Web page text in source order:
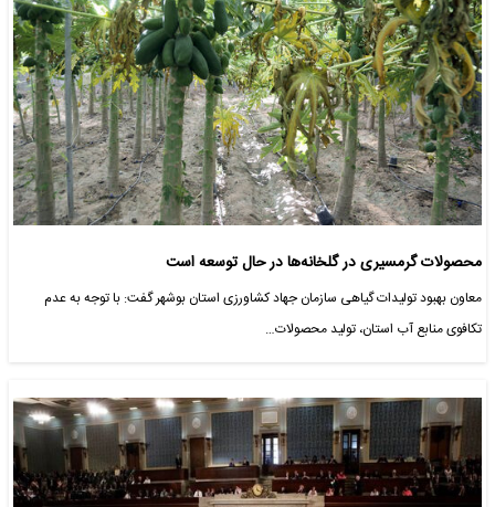
محصولات گرمسیری در گلخانه‌ها در حال توسعه است
معاون بهبود تولیدات گیاهی سازمان جهاد کشاورزی استان بوشهر گفت: با توجه به عدم
تکافوی منابع آب استان، تولید محصولات…